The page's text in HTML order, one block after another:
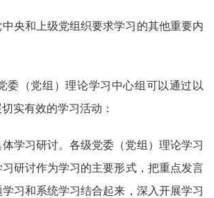
和上级党组织要求学习的其他重要内
（党组）理论学习中心组可以通过以
实有效的学习活动：
习研讨。各级党委（党组）理论学习
研讨作为学习的主要形式，把重点发言
习和系统学习结合起来，深入开展学习